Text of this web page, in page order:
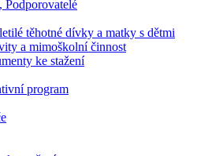
Podporovatelé
těhotné dívky a matky s dětmi
a mimoškolní činnost
ke stažení
program